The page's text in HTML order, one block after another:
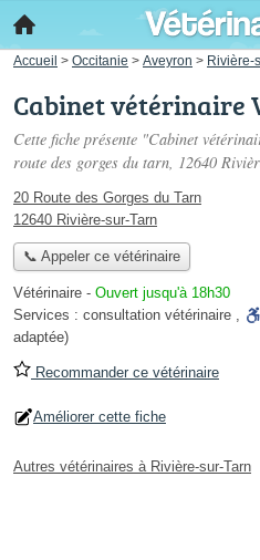
Accueil > Occitanie > Aveyron > Rivière-
Cabinet vétérinaire
Cette fiche présente "Cabinet
route des gorges du tarn, 12640
20 Route des Gorges du Tarn
12640 Rivière-sur-Tarn
📞 Appeler ce vétérinaire
Vétérinaire - Ouvert jusqu'à 18h30
Services : consultation vétérinaire ,
adaptée)
Recommander ce vétérinaire
Améliorer cette fiche
Autres vétérinaires à Rivière-sur-Tarn